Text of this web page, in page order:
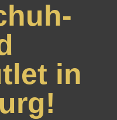
in